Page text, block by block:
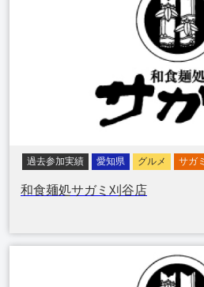
過去参加実績 愛知県 グルメ サガミ
和食麺処サガミ刈谷店